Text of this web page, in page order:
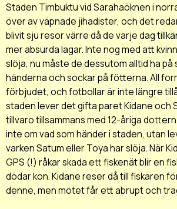
Staden Timbuktu vid Sarahaöknen i
över av väpnade jihadister, och det
blivit sju resor värre då de varje dag
mer absurda lagar. Inte nog med att
slöja, nu måste de dessutom alltid ha på
händerna och sockar på fötterna. All
förbjudet, och fotbollar är inte längre
staden lever det gifta paret Kidane och
tillvaro tillsammans med 12-åriga
inte om vad som händer i staden, utan
varken Satum eller Toya har slöja. När
GPS (!) råkar skada ett fiskenät blir en
dödar kon. Kidane reser då till fiskaren
denne, men mötet får ett abrupt och